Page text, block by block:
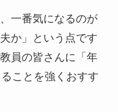
一番気になるのが
か」という点です
員の皆さんに「年
ことを強くおすす